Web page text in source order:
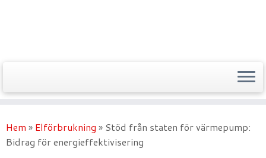
Hem » Elförbrukning » Stöd från staten för värmepump:
Bidrag för energieffektivisering